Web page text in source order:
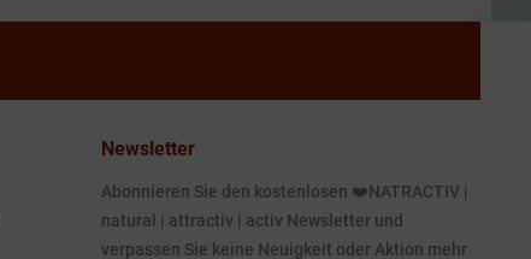
Newsletter
Abonnieren Sie den kostenlosen ❤️NATRACTIV |
natural | attractiv | activ Newsletter und
verpassen Sie keine Neuigkeit oder Aktion mehr